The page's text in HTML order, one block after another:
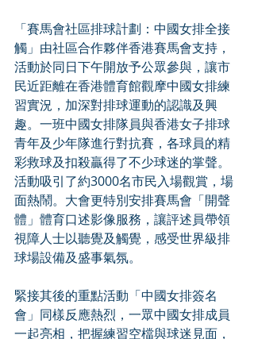
「賽馬會社區排球計劃：中國女排全接
觸」由社區合作夥伴香港賽馬會支持，
活動於同日下午開放予公眾參與，讓市
民近距離在香港體育館觀摩中國女排練
習實況，加深對排球運動的認識及興
趣。一班中國女排隊員與香港女子排球
青年及少年隊進行對抗賽，各球員的精
彩救球及扣殺贏得了不少球迷的掌聲。
活動吸引了約3000名市民入場觀賞，場
面熱鬧。大會更特別安排賽馬會「開聲
體」體育口述影像服務，讓評述員帶領
視障人士以聽覺及觸覺，感受世界級排
球場設備及盛事氣氛。
緊接其後的重點活動「中國女排簽名
會」同樣反應熱烈，一眾中國女排成員
一起亮相，把握練習空檔與球迷見面，